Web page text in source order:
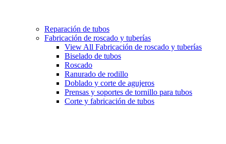
Reparación de tubos
Fabricación de roscado y tuberías
View All Fabricación de roscado y tuberías
Biselado de tubos
Roscado
Ranurado de rodillo
Doblado y corte de agujeros
Prensas y soportes de tornillo para tubos
Corte y fabricación de tubos